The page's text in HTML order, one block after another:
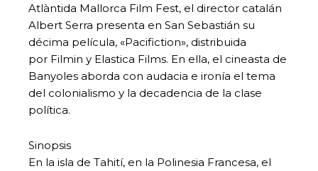
Atlàntida Mallorca Film Fest, el director catalán
Albert Serra presenta en San Sebastián su
décima película, «Pacifiction», distribuida
por Filmin y Elastica Films. En ella, el cineasta de
Banyoles aborda con audacia e ironía el tema
del colonialismo y la decadencia de la clase
política.
Sinopsis
En la isla de Tahití, en la Polinesia Francesa, el